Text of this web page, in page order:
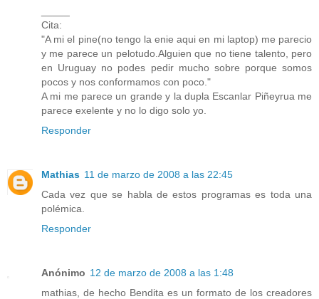
Cita:
"A mi el pine(no tengo la enie aqui en mi laptop) me parecio
y me parece un pelotudo.Alguien que no tiene talento, pero
en Uruguay no podes pedir mucho sobre porque somos
pocos y nos conformamos con poco."
A mi me parece un grande y la dupla Escanlar Piñeyrua me
parece exelente y no lo digo solo yo.
Responder
Mathias 11 de marzo de 2008 a las 22:45
Cada vez que se habla de estos programas es toda una
polémica.
Responder
Anónimo 12 de marzo de 2008 a las 1:48
mathias, de hecho Bendita es un formato de los creadores